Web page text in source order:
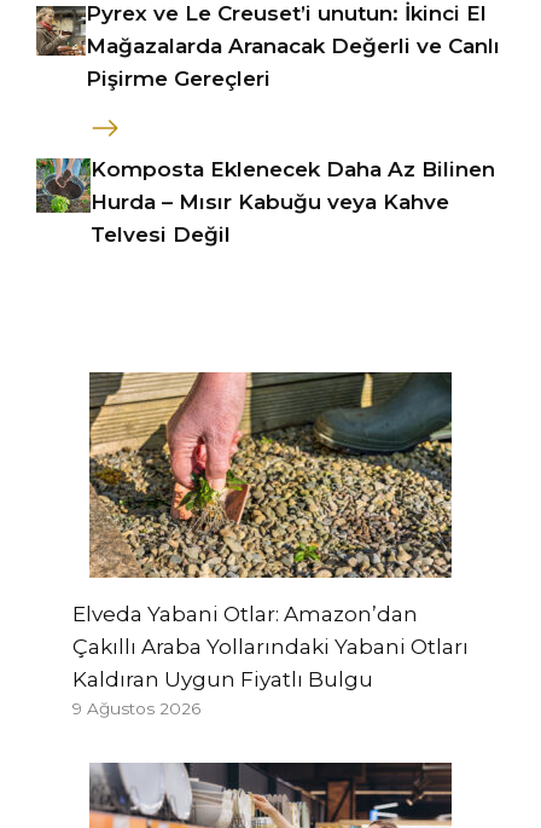
Pyrex ve Le Creuset’i unutun: İkinci El
Mağazalarda Aranacak Değerli ve Canlı
Pişirme Gereçleri
Komposta Eklenecek Daha Az Bilinen
Hurda – Mısır Kabuğu veya Kahve
Telvesi Değil
Elveda Yabani Otlar: Amazon’dan
Çakıllı Araba Yollarındaki Yabani Otları
Kaldıran Uygun Fiyatlı Bulgu
9 Ağustos 2026